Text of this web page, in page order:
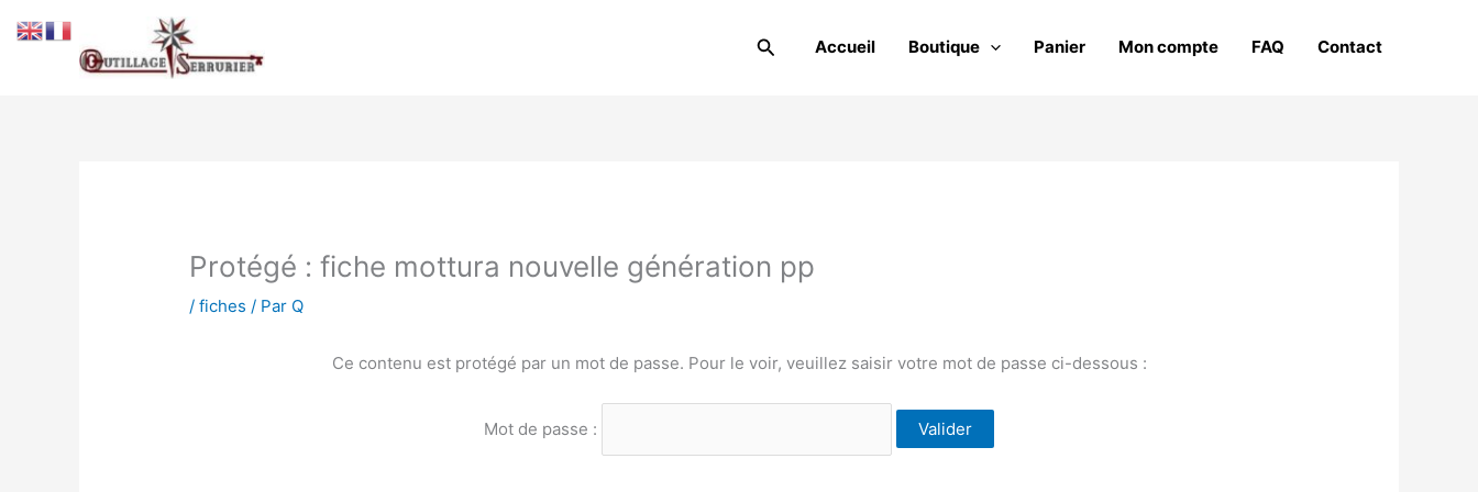
au
Rechercher
Accueil Boutique Panier Mon compte FAQ Contact
Protégé : fiche mottura nouvelle génération pp
/fiches / Par Q
Ce contenu est protégé par un mot de passe. Pour le voir, veuillez saisir votre mot de passe ci-dessous :
Mot de passe :